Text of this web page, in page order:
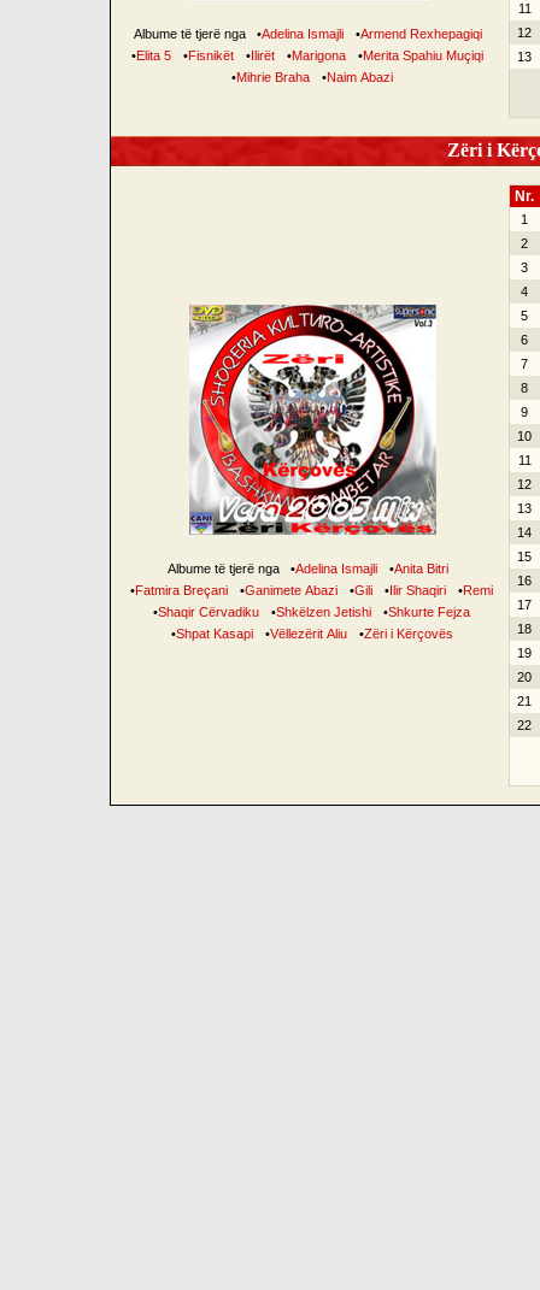
Albume të tjerë nga •Adelina Ismajli •Armend Rexhepagiqi
•Elita 5 •Fisnikët •Ilirët •Marigona •Merita Spahiu Muçiqi
•Mihrie Braha •Naim Abazi
11
12
13
Zëri i
Albume të tjerë nga •Adelina Ismajli •Anita Bitri
•Fatmira Breçani •Ganimete Abazi •Gili •Ilir Shaqiri •Remi
•Shaqir Cërvadiku •Shkëlzen Jetishi •Shkurte Fejza
•Shpat Kasapi •Vëllezërit Aliu •Zëri i Kërçovës
Nr.
1
2
3
4
5
6
7
8
9
10
11
12
13
14
15
16
17
18
19
20
21
22